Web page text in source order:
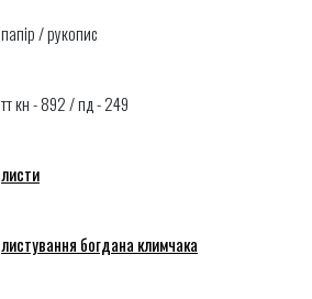
папір / рукопис
тт кн - 892 / пд - 249
листи
листування богдана климчака